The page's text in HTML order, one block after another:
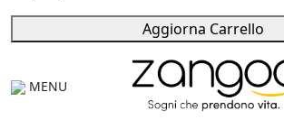
Aggiorna Carrello
MENU